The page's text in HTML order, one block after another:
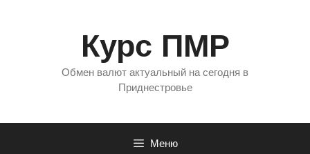
Курс ПМР
Обмен валют актуальный на сегодня в
Приднестровье
Меню